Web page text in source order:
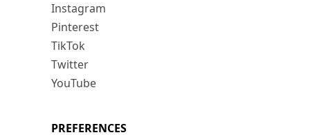
Instagram
Pinterest
TikTok
Twitter
YouTube
PREFERENCES